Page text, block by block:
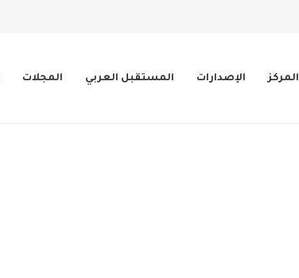
المركز الإصدارات المستقبل العربي المجلات